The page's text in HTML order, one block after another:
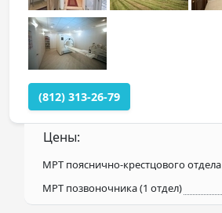
(812) 313-26-79
Цены:
МРТ пояснично-крестцового отдела
МРТ позвоночника (1 отдел)